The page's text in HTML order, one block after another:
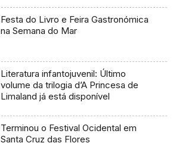
Festa do Livro e Feira Gastronómica
na Semana do Mar
Literatura infantojuvenil: Último
volume da trilogia d’A Princesa de
Limaland já está disponível
Terminou o Festival Ocidental em
Santa Cruz das Flores